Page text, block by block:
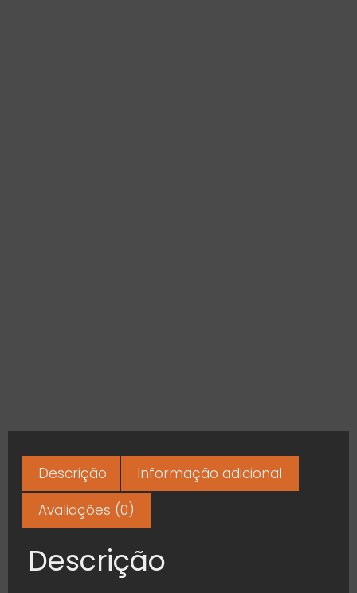
Descrição
Informação adicional
Avaliações (0)
Descrição